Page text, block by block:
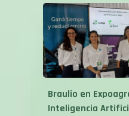
Braulio en
Inteligencia